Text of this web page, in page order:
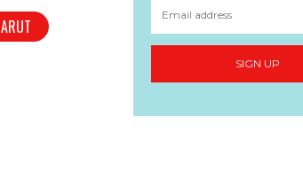
SIGN UP